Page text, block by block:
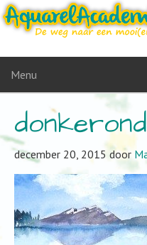
Menu
december 20, 2015 door